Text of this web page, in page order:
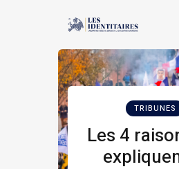
TRIBUNES
Les 4